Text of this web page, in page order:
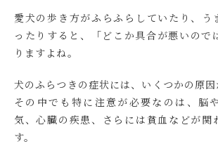
愛犬の歩き方がふらふらしていたり、う
ったりすると、「どこか具合が悪いの
りますよね。
犬のふらつきの症状には、いくつかの原因
その中でも特に注意が必要なのは、脳
気、心臓の疾患、さらには貧血などが関
す。